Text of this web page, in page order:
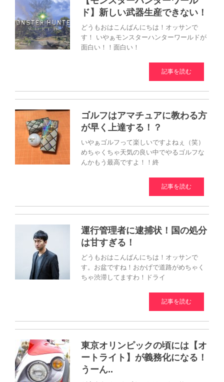
ド】新しい武器生産できない！
どうもおはこんばんにちは！オッサンで
す！ いやぁモンスターハンターワールドが
面白い！！面白い！
記事を読む
ゴルフはアマチュアに教わる方
が早く上達する！？
いやぁゴルフって楽しいですよねぇ（笑）
めちゃくちゃ天気の良い中でやるゴルフな
んかもう最高ですよ！！終
記事を読む
運行管理者に逮捕状！国の処分
は甘すぎる！
どうもおはこんばんにちは！オッサンで
す。お盆ですね！おかげで道路がめちゃく
ちゃ渋滞してますわ！ドライ
記事を読む
東京オリンピックの頃には【オ
ートライト】が義務化になる！
うーん..